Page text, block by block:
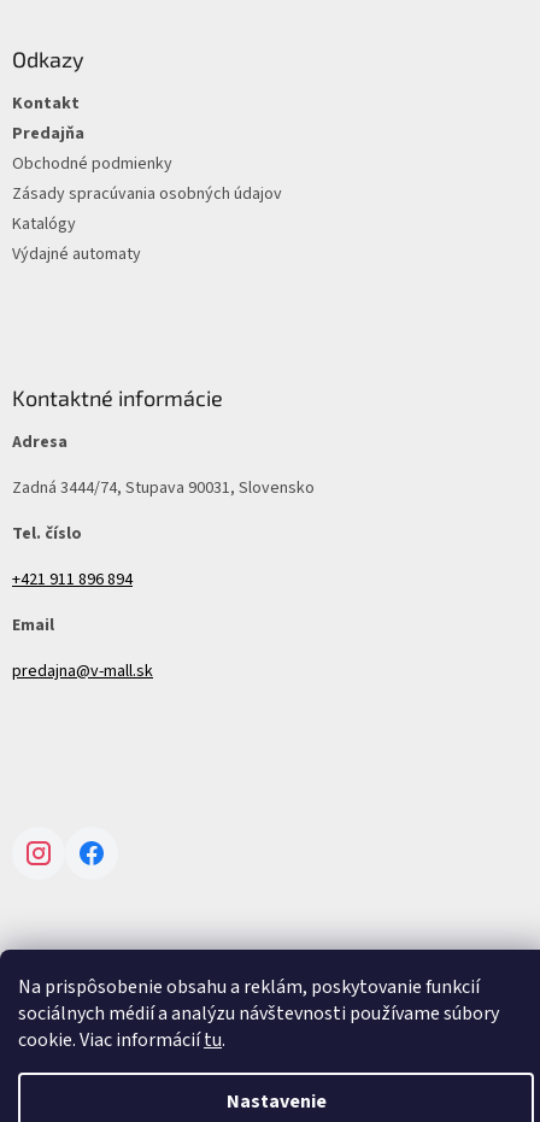
Na prispôsobenie obsahu a reklám, poskytovanie funkcií
sociálnych médií a analýzu návštevnosti používame súbory
cookie. Viac informáciítu.
Nastavenie
Odkazy
Kontakt
Predajňa
Obchodné podmienky
Zásady spracúvania osobných údajov
Katalógy
Výdajné automaty
Kontaktné informácie
Adresa
Zadná 3444/74, Stupava 90031, Slovensko
Tel. číslo
+421 911 896 894
Email
predajna@v-mall.sk
InstagramFacebook
Vytvoril Shoptet
Copyright 2026V-mall. Všetky práva vyhradené.Upraviť nastavenie
cookies